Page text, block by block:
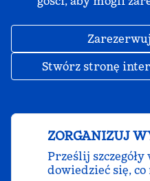
Stwórz stronę
ZORGANIZUJ
Prześlij
dowiedzieć się,